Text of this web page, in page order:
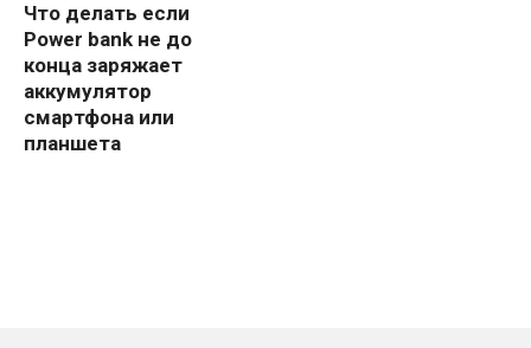
Что делать если
Power bank не до
конца заряжает
аккумулятор
смартфона или
планшета